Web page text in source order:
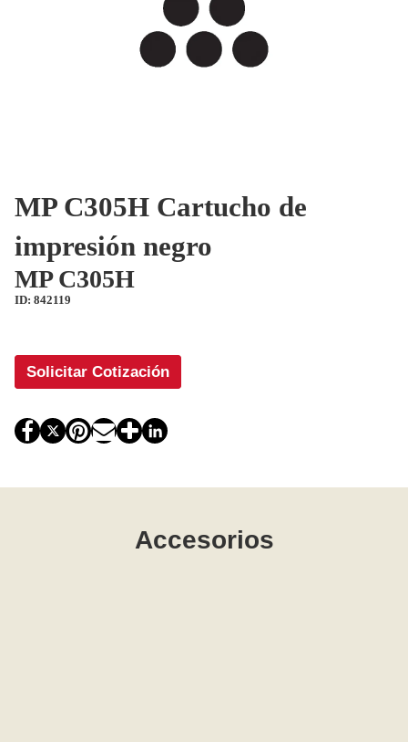
MP C305H Cartucho de
impresión negro
MP C305H
ID: 842119
Solicitar Cotización
Accesorios